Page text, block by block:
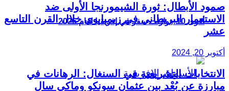
أقوى 10 جوازات سفر في إفريقيا لعام 2026
صمود الأبطال: ثورة الشيمورنجا الأولى ضد
الاستعمار البريطاني في زيمبابوي خلال القرن التاسع
عشر
أكتوبر 20, 2024
الانتخابات التشريعية في السنغال: الرهانات في
مبارزة عن بُعْد بين عثمان سونكو وماكي سال